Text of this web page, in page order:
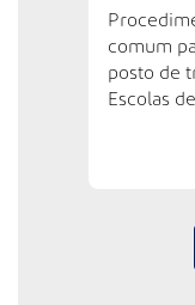
comum
posto de
Escolas